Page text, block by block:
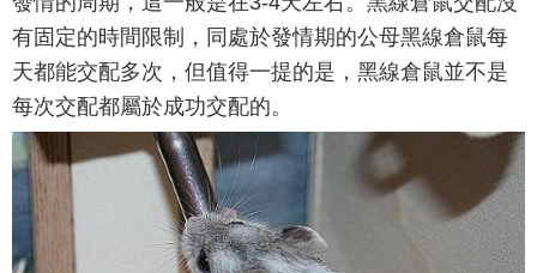
有固定的時間限制，同處於發情期的公母黑線倉鼠每
天都能交配多次，但值得一提的是，黑線倉鼠並不是
每次交配都屬於成功交配的。